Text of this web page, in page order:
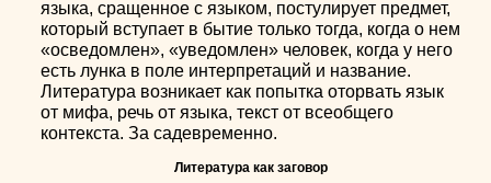
языка, сращенное с языком, постулирует предмет,
который вступает в бытие только тогда, когда о нем
«осведомлен», «уведомлен» человек, когда у него
есть лунка в поле интерпретаций и название.
Литература возникает как попытка оторвать язык
от мифа, речь от языка, текст от всеобщего
контекста. За садевременно.
Литература как заговор